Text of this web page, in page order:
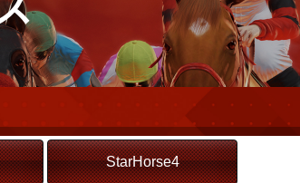
StarHorse4